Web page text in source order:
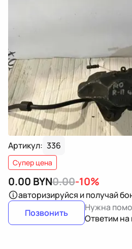
Артикул: 336
Супер цена
0.00 BYN0.00-10%
авторизируйся и получай
Позвонить
Нужна
Ответим на